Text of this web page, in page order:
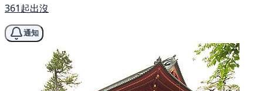
361起出沒
通知